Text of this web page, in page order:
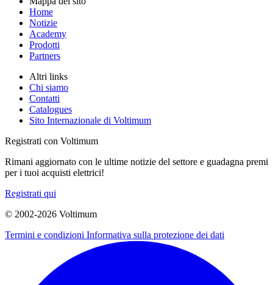
Home
Notizie
Academy
Prodotti
Partners
Altri links
Chi siamo
Contatti
Catalogues
Sito Internazionale di Voltimum
Registrati con Voltimum
Rimani aggiornato con le ultime notizie del settore e guadagna premi
per i tuoi acquisti elettrici!
Registrati qui
© 2002-2026 Voltimum
Termini e condizioni Informativa sulla protezione dei dati